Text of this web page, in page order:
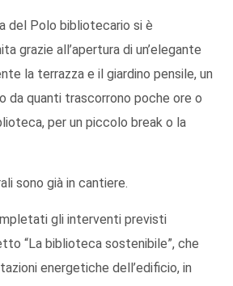
del Polo bibliotecario si è
grazie all’apertura di un’elegante
la terrazza e il giardino pensile, un
da quanti trascorrono poche ore o
per un piccolo break o la
sono già in cantiere.
gli interventi previsti
“La biblioteca sostenibile”, che
energetiche dell’edificio, in